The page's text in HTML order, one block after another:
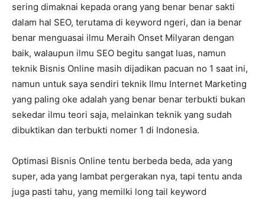
sering dimaknai kepada orang yang benar benar sakti
dalam hal SEO, terutama di keyword ngeri, dan ia benar
benar menguasai ilmu Meraih Onset Milyaran dengan
baik, walaupun ilmu SEO begitu sangat luas, namun
teknik Bisnis Online masih dijadikan pacuan no 1 saat ini,
namun untuk saya sendiri teknik Ilmu Internet Marketing
yang paling oke adalah yang benar benar terbukti bukan
sekedar ilmu teori saja, melainkan teknik yang sudah
dibuktikan dan terbukti nomer 1 di Indonesia.
Optimasi Bisnis Online tentu berbeda beda, ada yang
super, ada yang lambat pergerakan nya, tapi tentu anda
juga pasti tahu, yang memilki long tail keyword